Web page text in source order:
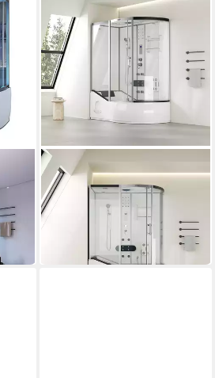
HOME DELUXE
Dampfdusche ALLIN 4IN1 -
Weiß Rechts
1.899,00 € UVP
in 6-7 Werktagen bei dir